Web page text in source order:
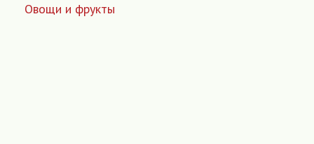
Овощи и фрукты